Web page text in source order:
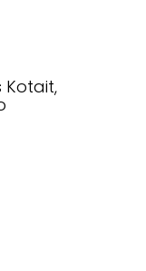
Kotait,